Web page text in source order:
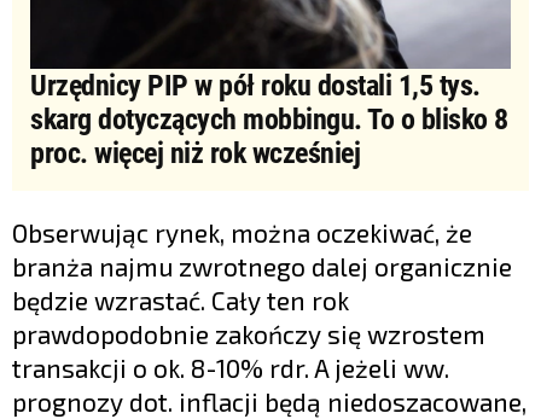
Urzędnicy PIP w pół roku dostali 1,5 tys.
skarg dotyczących mobbingu. To o blisko 8
proc. więcej niż rok wcześniej
Obserwując rynek, można oczekiwać, że
branża najmu zwrotnego dalej organicznie
będzie wzrastać. Cały ten rok
prawdopodobnie zakończy się wzrostem
transakcji o ok. 8-10% rdr. A jeżeli ww.
prognozy dot. inflacji będą niedoszacowane,